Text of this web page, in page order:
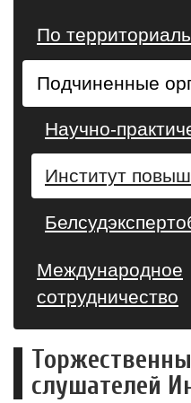
По
Подчиненные
Научно-
Институт
Международное
сотрудничество
слушателей